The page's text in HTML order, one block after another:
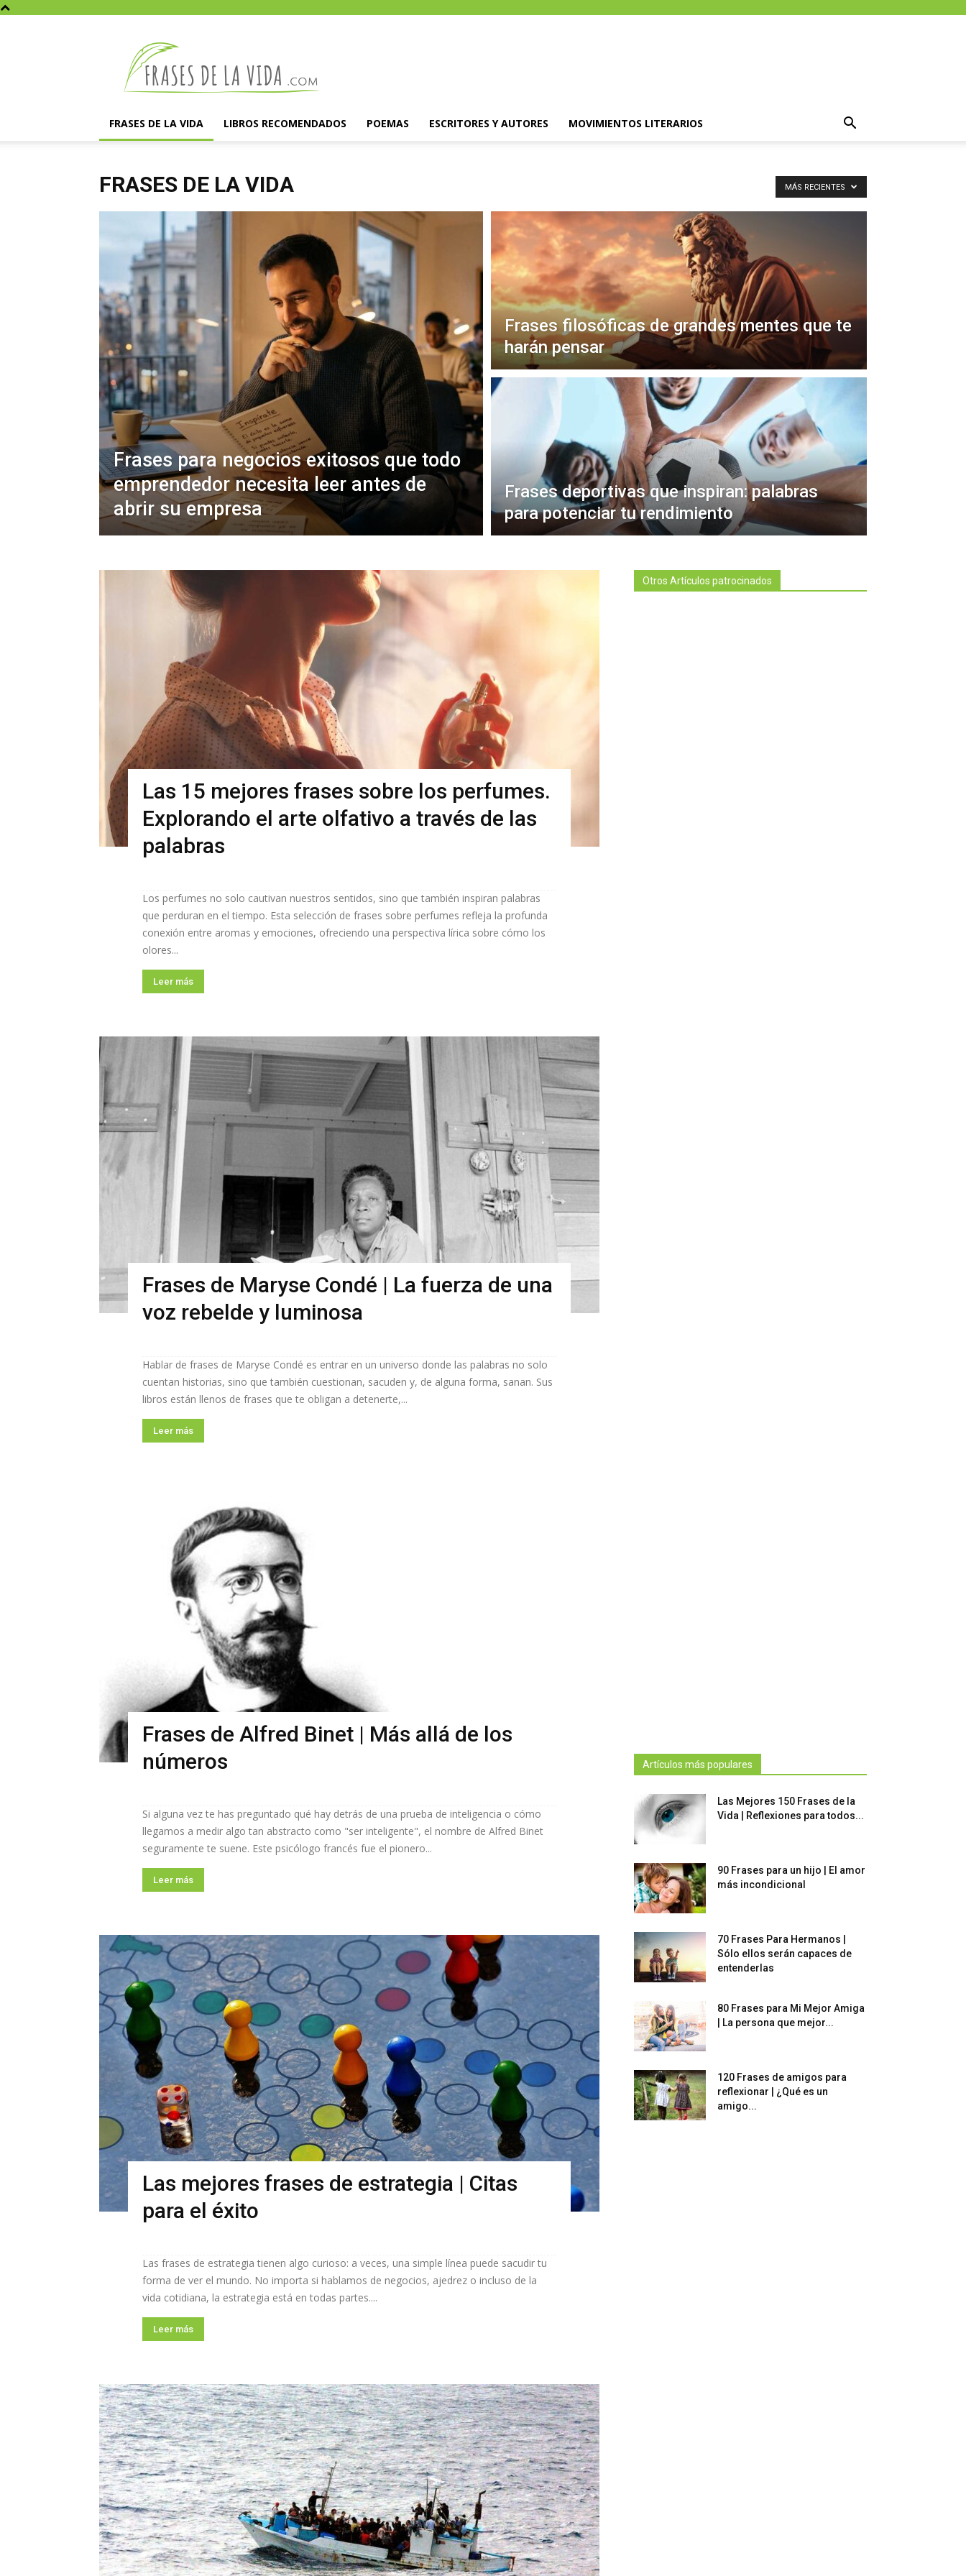
la
vida
FRASES DE LA VIDA LIBROS RECOMENDADOS POEMAS ESCRITORES Y AUTORES MOVIMIENTOS LITERARIOS
FRASES DE LA VIDA MÁS RECIENTES
Frases para negocios exitosos que todo
emprendedor necesita leer antes de
abrir su empresa
Frases filosóficas de grandes mentes que te
harán pensar
Frases deportivas que inspiran: palabras
para potenciar tu rendimiento
Las 15 mejores frases sobre los perfumes.
Explorando el arte olfativo a través de las
palabras
Los perfumes no solo cautivan nuestros sentidos, sino que también inspiran palabras
que perduran en el tiempo. Esta selección de frases sobre perfumes refleja la profunda
conexión entre aromas y emociones, ofreciendo una perspectiva lírica sobre cómo los
olores...
Leer más
Frases de Maryse Condé | La fuerza de una
voz rebelde y luminosa
Hablar de frases de Maryse Condé es entrar en un universo donde las palabras no solo
cuentan historias, sino que también cuestionan, sacuden y, de alguna forma, sanan. Sus
libros están llenos de frases que te obligan a detenerte,...
Leer más
Frases de Alfred Binet | Más allá de los
números
Si alguna vez te has preguntado qué hay detrás de una prueba de inteligencia o cómo
llegamos a medir algo tan abstracto como "ser inteligente", el nombre de Alfred Binet
seguramente te suene. Este psicólogo francés fue el pionero...
Leer más
Las mejores frases de estrategia | Citas
para el éxito
Las frases de estrategia tienen algo curioso: a veces, una simple línea puede sacudir tu
forma de ver el mundo. No importa si hablamos de negocios, ajedrez o incluso de la
vida cotidiana, la estrategia está en todas partes....
Leer más
Otros Artículos patrocinados
Artículos más populares
Las Mejores 150 Frases de la
Vida | Reflexiones para todos...
90 Frases para un hijo | El amor
más incondicional
70 Frases Para Hermanos |
Sólo ellos serán capaces de
entenderlas
80 Frases para Mi Mejor Amiga
| La persona que mejor...
120 Frases de amigos para
reflexionar | ¿Qué es un
amigo...